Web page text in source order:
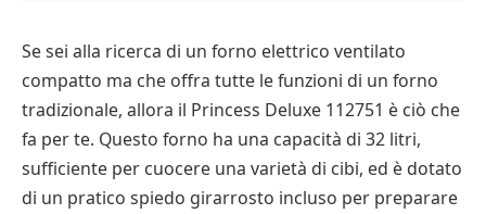
Se sei alla ricerca di un forno elettrico ventilato
compatto ma che offra tutte le funzioni di un forno
tradizionale, allora il Princess Deluxe 112751 è ciò che
fa per te. Questo forno ha una capacità di 32 litri,
sufficiente per cuocere una varietà di cibi, ed è dotato
di un pratico spiedo girarrosto incluso per preparare